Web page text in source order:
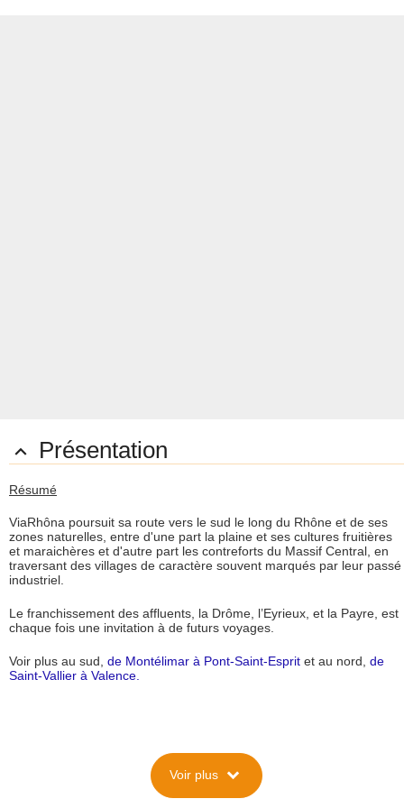
 Présentation
Résumé
ViaRhôna poursuit sa route vers le sud le long du Rhône et de ses
zones naturelles, entre d'une part la plaine et ses cultures fruitières
et maraichères et d'autre part les contreforts du Massif Central, en
traversant des villages de caractère souvent marqués par leur passé
industriel.
Le franchissement des affluents, la Drôme, l’Eyrieux, et la Payre, est
chaque fois une invitation à de futurs voyages.
Voir plus au sud, de Montélimar à Pont-Saint-Esprit et au nord, de
Saint-Vallier à Valence.
Voir plus expand_more